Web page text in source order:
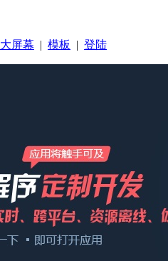
大屏幕 | 模板 | 登陆